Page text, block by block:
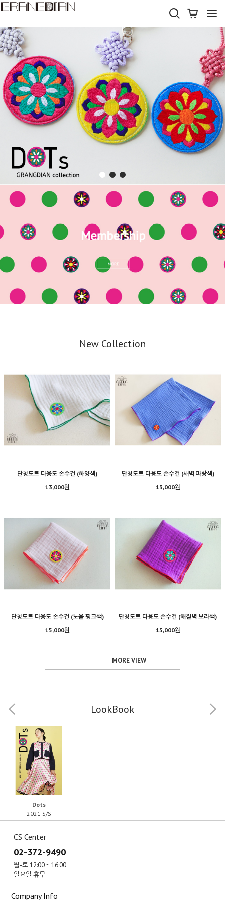
New Collection
단청도트 다용도 손수건 (하양색)
13,000원
단청도트 다용도 손수건 (새벽 파랑색)
13,000원
단청도트 다용도 손수건 (노을 핑크색)
15,000원
단청도트 다용도 손수건 (해질녁 보라색)
15,000원
MORE VIEW
LookBook
Dots
2021 S/S
CS Center
02-372-9490
월-토 12:00 ~ 16:00
일요일 휴무
Company Info